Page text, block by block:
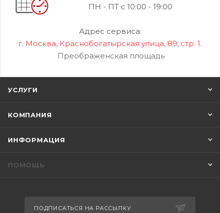
ПН - ПТ с 10:00 - 19:00
Адрес сервиса:
г. Москва, Краснобогатырская улица, 89, стр. 1.
Преображенская площадь
УСЛУГИ
КОМПАНИЯ
ИНФОРМАЦИЯ
ПОМОЩЬ
ПОДПИСАТЬСЯ НА РАССЫЛКУ